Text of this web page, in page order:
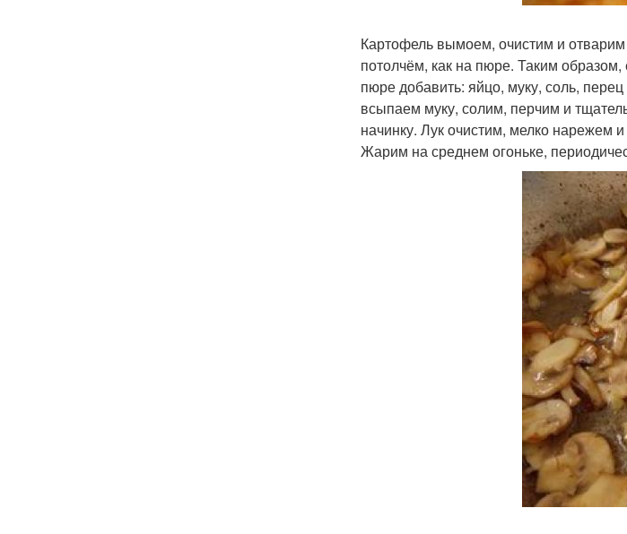
Картофель вымоем, очистим и
потолчём, как на пюре. Таким
пюре добавить: яйцо, муку, соль,
всыпаем муку, солим, перчим и
начинку. Лук очистим, мелко нарежем
Жарим на среднем огоньке,